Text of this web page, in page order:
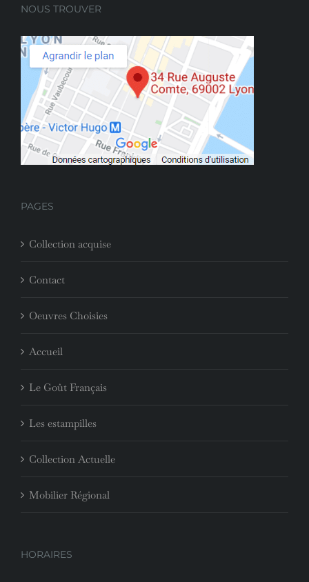
NOUS TROUVER
PAGES
Collection acquise
Contact
Oeuvres Choisies
Accueil
Le Goût Français
Les estampilles
Collection Actuelle
Mobilier Régional
HORAIRES